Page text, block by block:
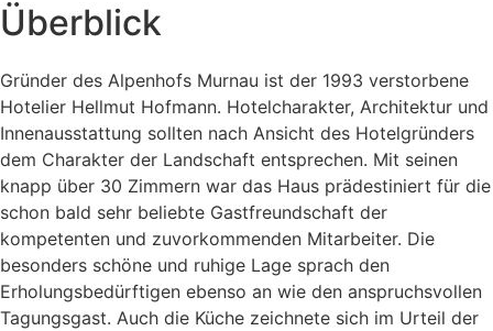
Überblick
Gründer des Alpenhofs Murnau ist der 1993 verstorbene
Hotelier Hellmut Hofmann. Hotelcharakter, Architektur und
Innenausstattung sollten nach Ansicht des Hotelgründers
dem Charakter der Landschaft entsprechen. Mit seinen
knapp über 30 Zimmern war das Haus prädestiniert für die
schon bald sehr beliebte Gastfreundschaft der
kompetenten und zuvorkommenden Mitarbeiter. Die
besonders schöne und ruhige Lage sprach den
Erholungsbedürftigen ebenso an wie den anspruchsvollen
Tagungsgast. Auch die Küche zeichnete sich im Urteil der